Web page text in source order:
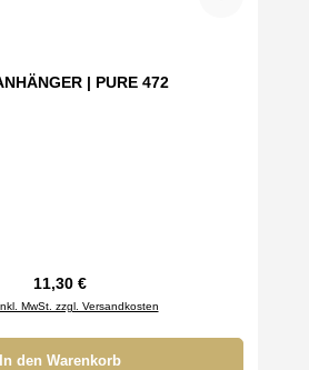
| PURE 472
Regulärer Preis:
11,30 €
MwSt. zzgl. Versandkosten
In den Warenkorb